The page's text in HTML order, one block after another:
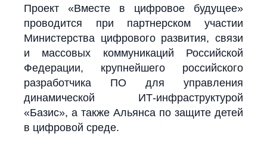
Проект «Вместе в цифровое будущее»
проводится при партнерском участии
Министерства цифрового развития, связи
и массовых коммуникаций Российской
Федерации, крупнейшего российского
разработчика ПО для управления
динамической ИТ-инфраструктурой
«Базис», а также Альянса по защите детей
в цифровой среде.